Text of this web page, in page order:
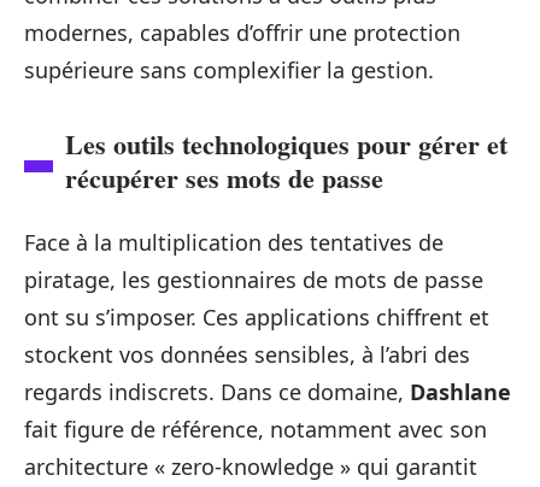
modernes, capables d’offrir une protection
supérieure sans complexifier la gestion.
Les outils technologiques pour gérer et
récupérer ses mots de passe
Face à la multiplication des tentatives de
piratage, les gestionnaires de mots de passe
ont su s’imposer. Ces applications chiffrent et
stockent vos données sensibles, à l’abri des
regards indiscrets. Dans ce domaine, Dashlane
fait figure de référence, notamment avec son
architecture « zero-knowledge » qui garantit